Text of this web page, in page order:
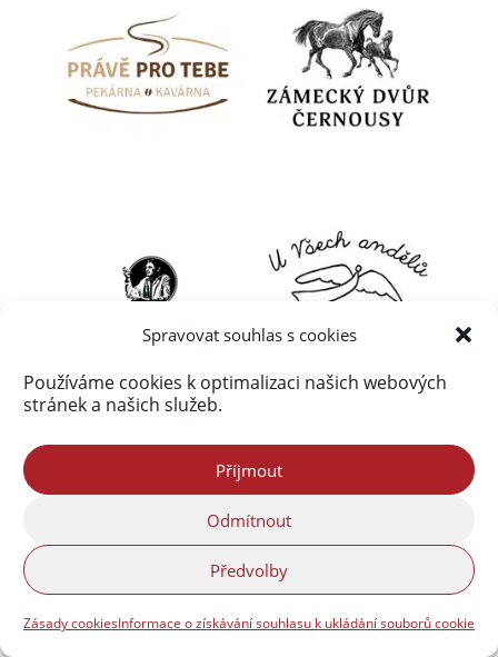
Spravovat souhlas s cookies
Používáme cookies k optimalizaci našich webových
stránek a našich služeb.
Příjmout
Odmítnout
Předvolby
Zásady cookiesInformace o získávání souhlasu k ukládání souborů cookie